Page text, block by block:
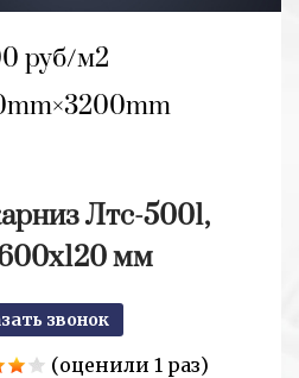
руб/м2
3200mm
Лтс-5001,
мм
звонок
(оценили 1 раз)